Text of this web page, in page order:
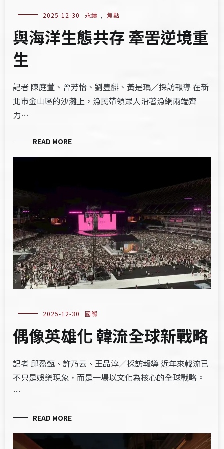
2025-12-30 永續 , 焦點
與海洋生態共存 牽罟逆境重
生
記者 陳庭萱、曾芳怡、劉豊馡、黃是瑀／採訪報導 在新
北市金山區的沙灘上，漁民帶領眾人沿著漁網兩端齊
力…
READ MORE
2025-12-30 國際
偶像英雄化 韓流全球新戰略
記者 邱盈甄、許乃云、王品淳／採訪報導 近年來韓流已
不只是娛樂現象，而是一場以文化為核心的全球戰略。
…
READ MORE